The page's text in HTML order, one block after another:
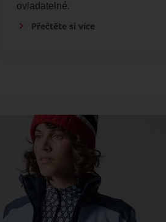
ovladatelné.
Přečtěte si více